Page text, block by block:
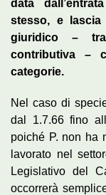
data
stesso, e
giuridico –
contributiva –
categorie.
Nel caso di
dal 1.7.66 fino
poiché P. non ha
lavorato nel
Legislativo del
occorrerà